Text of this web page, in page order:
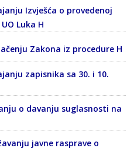
Izvješća o provedenoj
Luka H
Zakona iz procedure H
zapisnika sa 30. i 10.
o davanju suglasnosti na
javne rasprave o